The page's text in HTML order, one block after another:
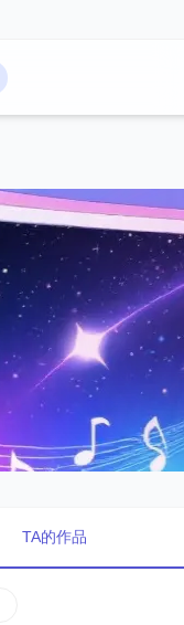
TA的作品